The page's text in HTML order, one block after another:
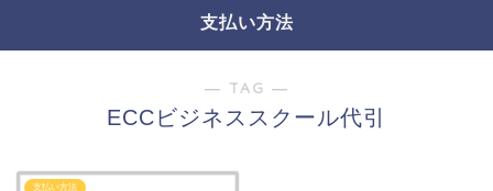
支払い方法
― TAG ―
ECCビジネススクール代引
支払い方法